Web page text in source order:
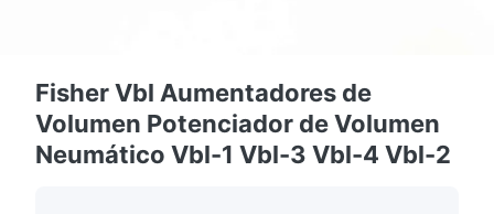
Fisher Vbl Aumentadores de
Volumen Potenciador de Volumen
Neumático Vbl-1 Vbl-3 Vbl-4 Vbl-2